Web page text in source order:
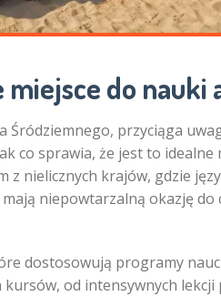
do nauki
Śródziemnego, przyciąga
co sprawia, że jest to idealne
z nielicznych krajów, gdzie
niepowtarzalną okazję
dostosowują programy
od intensywnych